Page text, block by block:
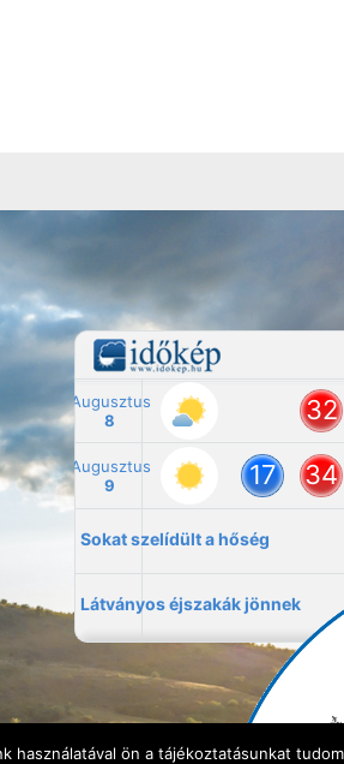
használatával ön a tájékoztatásunkat